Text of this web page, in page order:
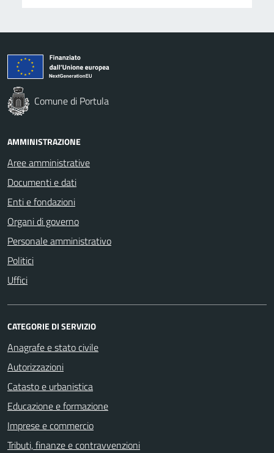
Comune di Portula
AMMINISTRAZIONE
Aree amministrative
Documenti e dati
Enti e fondazioni
Organi di governo
Personale amministrativo
Politici
Uffici
CATEGORIE DI SERVIZIO
Anagrafe e stato civile
Autorizzazioni
Catasto e urbanistica
Educazione e formazione
Imprese e commercio
Tributi, finanze e contravvenzioni